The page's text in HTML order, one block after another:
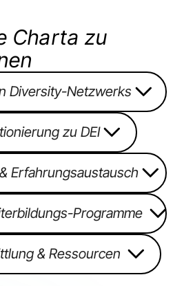
Charta zu
Diversity-Netzwerks
zu DEI
Erfahrungsaustausch
Programme
& Ressourcen